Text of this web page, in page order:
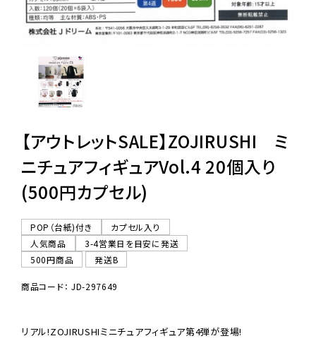
ご利用ガイド
06-6282-7659
【アウトレットSALE】ZOJIRUSHI ミ
ニチュアフィギュアVol.4 20個入り
(500円カプセル)
POP（台紙)付き
カプセル入り
人気商品
3-4営業日を目安に発送
500円商品
発送B
商品コード： JD-297649
リアル!ZOJIRUSHIミニチュアフィギュア第4弾が登場!